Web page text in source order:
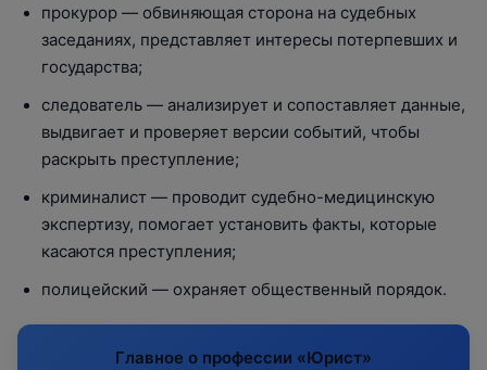
прокурор — обвиняющая сторона на судебных
заседаниях, представляет интересы потерпевших и
государства;
следователь — анализирует и сопоставляет данные,
выдвигает и проверяет версии событий, чтобы
раскрыть преступление;
криминалист — проводит судебно-медицинскую
экспертизу, помогает установить факты, которые
касаются преступления;
полицейский — охраняет общественный порядок.
Главное о профессии «Юрист»